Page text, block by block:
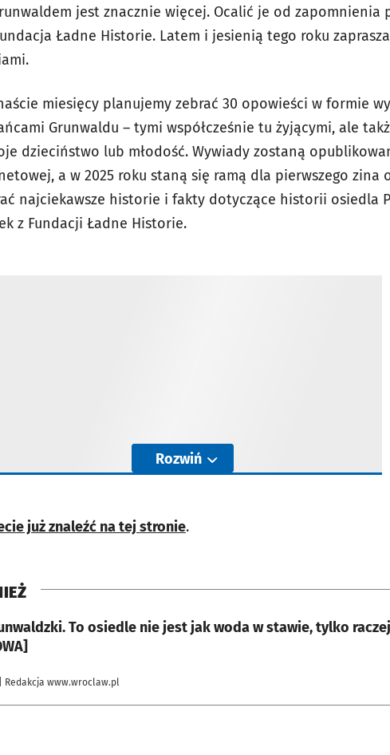
jest znacznie więcej. Ocalić je od zapomnienia
Ładne Historie. Latem i jesienią tego roku
miesięcy planujemy zebrać 30 opowieści w formie
Grunwaldu – tymi współcześnie tu żyjącymi, ale
dzieciństwo lub młodość. Wywiady zostaną
a w 2025 roku staną się ramą dla pierwszego zina
najciekawsze historie i fakty dotyczące historii osiedla
z Fundacji Ładne Historie.
Rozwiń
już znaleźć na tej stronie.
To osiedle nie jest jak woda w stawie, tylko
| Redakcja www.wroclaw.pl